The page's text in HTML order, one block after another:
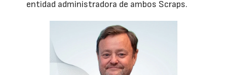
entidad administradora de ambos Scraps.